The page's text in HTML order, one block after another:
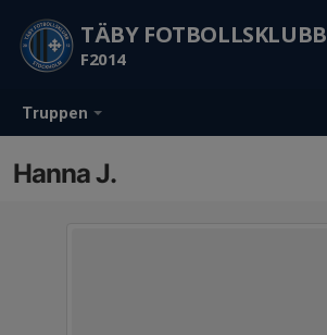
Truppen
TÄBY FOTBOLLSKLUBB
F2014
Hanna J.